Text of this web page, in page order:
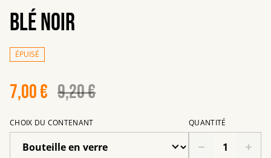
Blé Noir
ÉPUISÉ
7,00 € 9,20 €
CHOIX DU CONTENANT QUANTITÉ